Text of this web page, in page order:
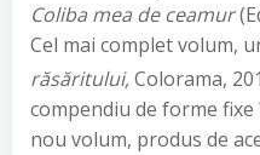
Coliba mea de ceamur
Cel mai complet volum,
răsăritului,Colorama,
compendiu de forme
nou volum, produs de